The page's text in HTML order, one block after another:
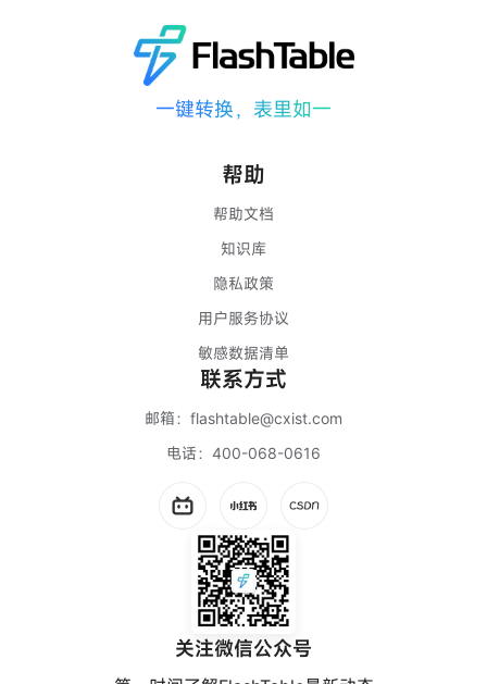
一键转换，表里如一
帮助
帮助文档
知识库
隐私政策
用户服务协议
敏感数据清单
联系方式
邮箱： flashtable@cxist.com
电话： 400-068-0616
关注微信公众号